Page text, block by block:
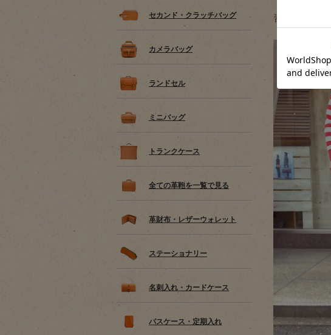
セカンド・クラッチバッグ
カメラバッグ
ランドセル
ミニバッグ
トランクケース
全ての革鞄を一覧で見る
革財布・レザーウォレット
ステーショナリー
名刺入れ・カードケース
パスケース・定期入れ
習慣といえば